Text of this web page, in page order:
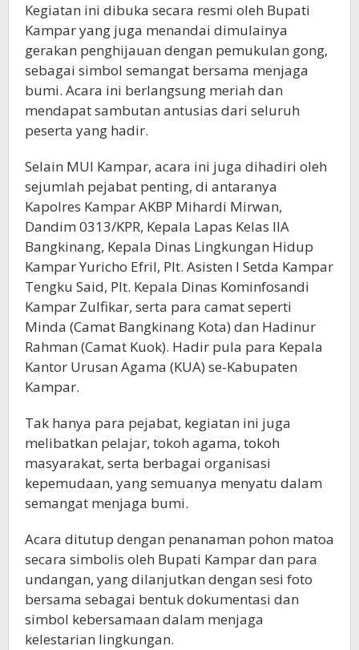
Kegiatan ini dibuka secara resmi oleh Bupati
Kampar yang juga menandai dimulainya
gerakan penghijauan dengan pemukulan gong,
sebagai simbol semangat bersama menjaga
bumi. Acara ini berlangsung meriah dan
mendapat sambutan antusias dari seluruh
peserta yang hadir.
Selain MUI Kampar, acara ini juga dihadiri oleh
sejumlah pejabat penting, di antaranya
Kapolres Kampar AKBP Mihardi Mirwan,
Dandim 0313/KPR, Kepala Lapas Kelas IIA
Bangkinang, Kepala Dinas Lingkungan Hidup
Kampar Yuricho Efril, Plt. Asisten I Setda Kampar
Tengku Said, Plt. Kepala Dinas Kominfosandi
Kampar Zulfikar, serta para camat seperti
Minda (Camat Bangkinang Kota) dan Hadinur
Rahman (Camat Kuok). Hadir pula para Kepala
Kantor Urusan Agama (KUA) se-Kabupaten
Kampar.
Tak hanya para pejabat, kegiatan ini juga
melibatkan pelajar, tokoh agama, tokoh
masyarakat, serta berbagai organisasi
kepemudaan, yang semuanya menyatu dalam
semangat menjaga bumi.
Acara ditutup dengan penanaman pohon matoa
secara simbolis oleh Bupati Kampar dan para
undangan, yang dilanjutkan dengan sesi foto
bersama sebagai bentuk dokumentasi dan
simbol kebersamaan dalam menjaga
kelestarian lingkungan.